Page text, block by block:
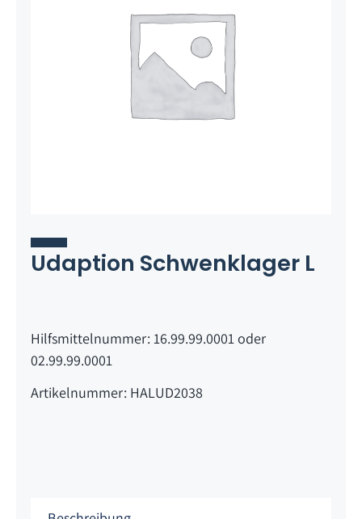
Udaption Schwenklager L
Hilfsmittelnummer: 16.99.99.0001 oder
02.99.99.0001
Artikelnummer: HALUD2038